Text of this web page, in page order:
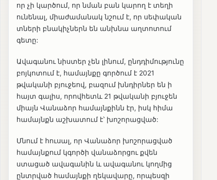
որ չի կարծում, որ նման բան կարող է տեղի
ունենալ, միաժամանակ նշում է, որ սեփական
տների բնակիչներն են անխնա աղտոտում
գետը:
Ավագանու նիստեր չեն լինում, ընդդիմությունը
բոյկոտում է, համայնքը գործում է 2021
թվականի բյուջեով, բազում խնդիրներ են ի
հայտ գալիս, որովհետև 21 թվականի բյուջեն
միայն Վանաձոր համայնքինն էր, իսկ հիմա
համայնքն աշխատում է՝ խոշորացված:
Մնում է հուսալ, որ Վանաձոր խոշորացված
համայնքում կգործի վանաձորցու քվեն
ստացած ավագանին և ավագանու կողմից
ընտրված համայնքի ղեկավարը, որպեսզի